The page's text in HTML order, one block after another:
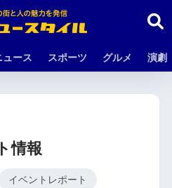
ュース スポーツ グルメ 演劇
情報
イベントレポート